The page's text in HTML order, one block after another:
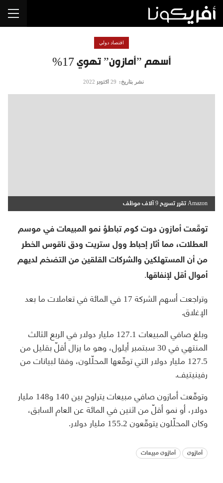
أسهم ”أمازون” تهوي 17%
اقتصاد دولي
نشر بتاريخ: 29 أكتوبر 2022
Amazon تقرر تسريح 9 آلاف موظف
توقّعت أمازون دوت كوم تباطؤ نمو المبيعات في موسم
العطلات، مما أثار إحباط وول ستريت ودق ناقوس الخطر
من أن المستهلكين والشركات القلقين من التضخم لديهم
أموال أقل لإنفاقها.
وتراجعت أسهم الشركة 17 في المائة في تعاملات ما بعد
الإغلاق.
وبلغ صافي المبيعات 127.1 مليار دولار في الربع الثالث
المنتهي في 30 سبتمبر أيلول، وهو ما يزال أقلّ بقليل من
127.5 مليار دولار التي توقّعها المحلّلون، وفقا لبيانات من
رفينيتيف.
وتوقّعت أمازون صافي مبيعات يتراوح بين 140 و148 مليار
دولار، أو نمو أقلّ من اثنين في المائة عن العام السابق،
وكان المحلّلون يتوقّعون 155.2 مليار دولار.
أمازون أمازون مبيعات